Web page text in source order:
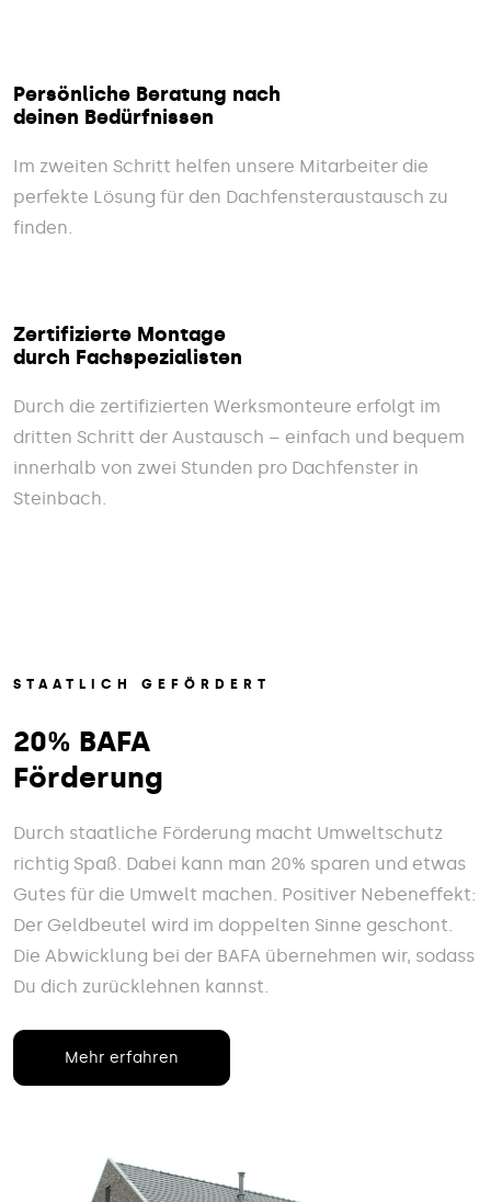
Persönliche Beratung nach
deinen Bedürfnissen
Im zweiten Schritt helfen unsere Mitarbeiter die
perfekte Lösung für den Dachfensteraustausch zu
finden.
Zertifizierte Montage
durch Fachspezialisten
Durch die zertifizierten Werksmonteure erfolgt im
dritten Schritt der Austausch – einfach und bequem
innerhalb von zwei Stunden pro Dachfenster in
Steinbach.
STAATLICH GEFÖRDERT
20% BAFA
Förderung
Durch staatliche Förderung macht Umweltschutz
richtig Spaß. Dabei kann man 20% sparen und etwas
Gutes für die Umwelt machen. Positiver Nebeneffekt:
Der Geldbeutel wird im doppelten Sinne geschont.
Die Abwicklung bei der BAFA übernehmen wir, sodass
Du dich zurücklehnen kannst.
Mehr erfahren